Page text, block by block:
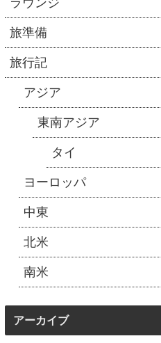
ラウンジ
旅準備
旅行記
アジア
東南アジア
タイ
ヨーロッパ
中東
北米
南米
アーカイブ